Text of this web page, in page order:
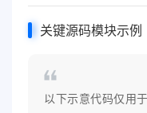
关键源码模块示例
以下示意代码仅用